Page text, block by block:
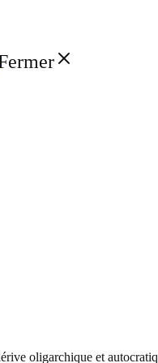
oligarchique et